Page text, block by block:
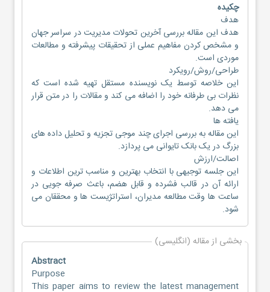
چکیده
هدف
هدف این مقاله بررسی آخرین تحولات مدیریت در سراسر جهان
و مشخص کردن مفاهیم عملی از تحقیقات پیشرفته و مطالعات
موردی است.
طراحی/روش/رویکرد
این خلاصه توسط یک نویسنده مستقل تهیه شده است که
نظرات بی طرفانه خود را اضافه می کند و مقالات را در متن قرار
می دهد.
یافته ها
این مقاله به بررسی اجرای چند موجی تجزیه و تحلیل داده های
بزرگ در یک بانک تایوانی می پردازد.
اصالت/ارزش
این جلسه توجیهی با انتخاب بهترین و مناسب ترین اطلاعات و
ارائه آن در قالب فشرده و قابل هضم، باعث صرفه جویی در
ساعت ها وقت مطالعه مدیران، استراتژیست ها و محققان می
شود.
بخشی از مقاله (انگلیسی)
Abstract
Purpose
This paper aims to review the latest management